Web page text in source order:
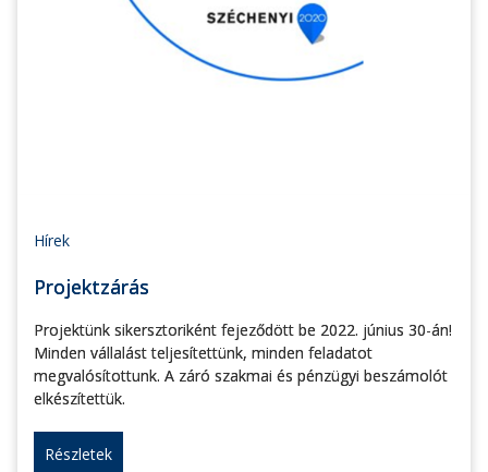
Hírek
Projektzárás
Projektünk sikersztoriként fejeződött be 2022. június 30-án!
Minden vállalást teljesítettünk, minden feladatot
megvalósítottunk. A záró szakmai és pénzügyi beszámolót
elkészítettük.
Részletek